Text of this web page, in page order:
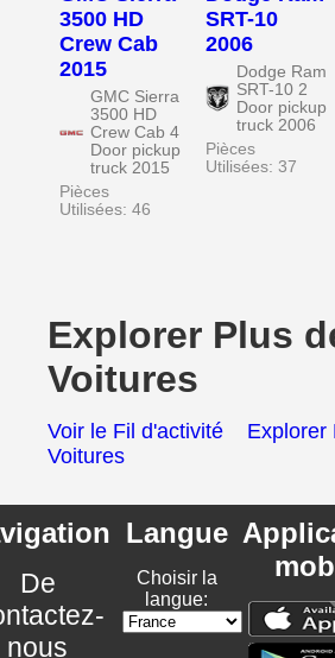
3500 HD
Crew Cab
2015
GMC Sierra
3500 HD
Crew Cab 4
Door pickup
truck 2015
Pièces
Utilisées: 46
SRT-10
2006
Dodge Ram
SRT-10 2
Door pickup
truck 2006
Pièces
Utilisées: 37
Explorer Plus
Voitures
Voir le Fil d'activité
Explorer
Voitures
De
nous
Langue
Choisir la
langue: